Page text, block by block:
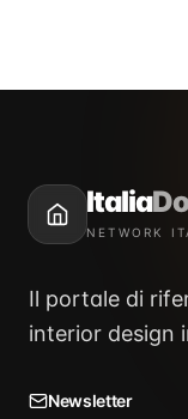
Italia
NETWORK
Il portale di
interior design
Newsletter